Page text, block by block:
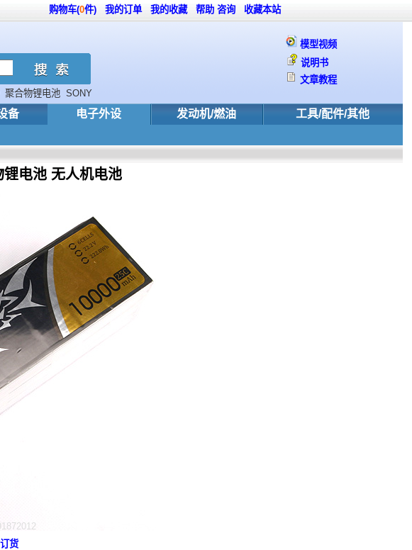
聚合物锂电池 SONY
模型视频
说明书
文章教程
备 电子外设 发动机/燃油 工具/配件/其他
购物车(0件) 我的订单 我的收藏 帮助 咨询 收藏本站
电池 无人机电池
货